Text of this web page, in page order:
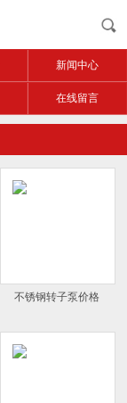
新闻中心
在线留言
不锈钢转子泵价格